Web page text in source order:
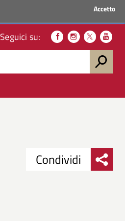
Accetto
Seguici su:
Condividi